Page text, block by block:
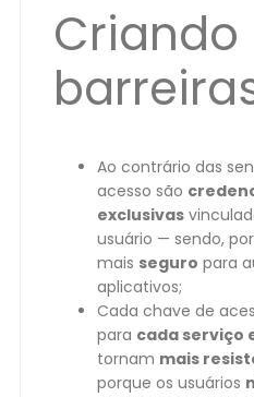
Criando
Ao contrário das
acesso são
exclusivas
usuário — sendo,
mais seguro para
aplicativos;
Cada chave de
para cada serviço
tornam mais
porque os usuários